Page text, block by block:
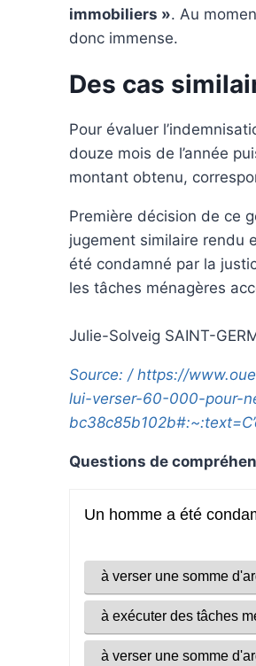
immobiliers ». Au
donc immense.
Des cas
Pour évaluer
douze mois de l’année
montant obtenu,
Première décision de ce
jugement similaire rendu
été condamné par la
les tâches ménagères
Julie-Solveig SAINT-
Source: / https://
lui-verser-60-000-pour-
Questions de